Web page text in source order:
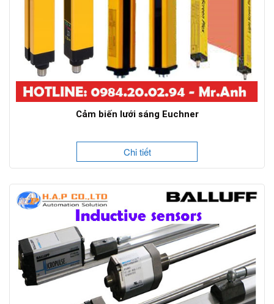
Cảm biến lưới sáng Euchner
Chi tiết